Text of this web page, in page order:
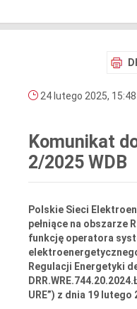
24 lutego 2025, 15:48
Komunikat
2/2025 WDB
Polskie Sieci
pełniące na obszarze
funkcję operatora
Regulacji Energetyki
URE”) z dnia 19